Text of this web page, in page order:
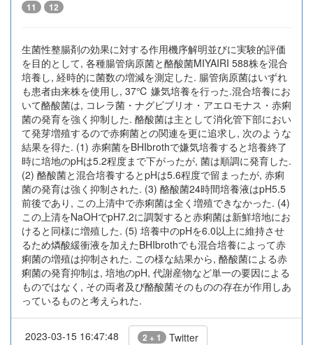
11 12
生菌性整腸剤の効果に対する作用機序解明並びに実験的評価
を目的として, 各種腸管病原菌と酪酸菌MIYAIRI 588株を混合
培養し, 経時的に菌数の増減を測定した. 腸管病原菌はいずれ
も患者由来株を使用し, 37℃ 嫌気培養を行った.混合培養にお
いて酪酸菌は, コレラ菌・ナグビブリオ・アエロモナス・赤痢
菌の発育を強く抑制した. 酪酸菌は主として消化管下部におい
て発芽増殖するので赤痢菌との関連を更に追求し, 次のような
結果を得た. (1) 赤痢菌をBHIbrothで嫌気培養すると培養終了
時に培地のpHは5.2程度まで下がったが, 菌は順調に発育した.
(2) 酪酸菌と混合培養するとpHは5.6程度で留まったが, 赤痢
菌の発育は強く抑制された. (3) 酪酸菌24時間培養液はpH5.5
前後であり, この上清中で赤痢菌は全く増殖できなかった. (4)
この上清をNaOHでpH7.2に調製すると赤痢菌は新鮮培地にお
けると同様に増殖した. (5) 培養中のpHを6.0以上に維持させ
るため燐酸緩衝液を加えたBHIbrothでも混合培養によって赤
痢菌の増殖は抑制された. この様な結果から, 酪酸菌による赤
痢菌の発育抑制は, 培地のpH, 代謝産物など単一の要因による
ものではなく, その両者及び酪酸菌そのものの存在が作用しあ
っているものと考えられた.
2023-03-15 16:47:48 2 + 1 Twitter